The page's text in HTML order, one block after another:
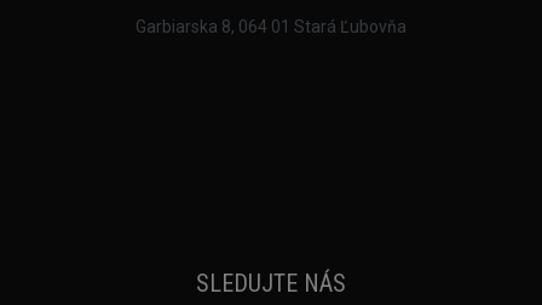
Garbiarska 8, 064 01 Stará Ľubovňa
SLEDUJTE NÁS